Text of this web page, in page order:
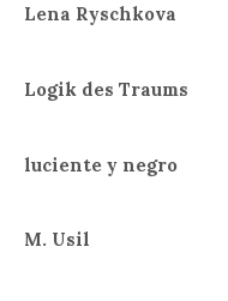
Lena Ryschkova
Logik des Traums
luciente y negro
M. Usil